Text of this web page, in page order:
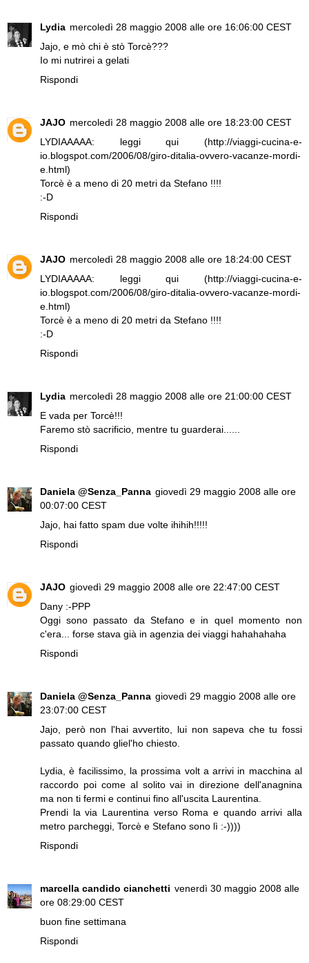
Lydia mercoledì 28 maggio 2008 alle ore 16:06:00 CEST
Jajo, e mò chi è stò Torcè???
Io mi nutrirei a gelati
Rispondi
JAJO mercoledì 28 maggio 2008 alle ore 18:23:00 CEST
LYDIAAAAA: leggi qui (http://viaggi-cucina-e-
io.blogspot.com/2006/08/giro-ditalia-ovvero-vacanze-mordi-
e.html)
Torcè è a meno di 20 metri da Stefano !!!!
:-D
Rispondi
JAJO mercoledì 28 maggio 2008 alle ore 18:24:00 CEST
LYDIAAAAA: leggi qui (http://viaggi-cucina-e-
io.blogspot.com/2006/08/giro-ditalia-ovvero-vacanze-mordi-
e.html)
Torcè è a meno di 20 metri da Stefano !!!!
:-D
Rispondi
Lydia mercoledì 28 maggio 2008 alle ore 21:00:00 CEST
E vada per Torcè!!!
Faremo stò sacrificio, mentre tu guarderai......
Rispondi
Daniela @Senza_Panna giovedì 29 maggio 2008 alle ore
00:07:00 CEST
Jajo, hai fatto spam due volte ihihih!!!!!
Rispondi
JAJO giovedì 29 maggio 2008 alle ore 22:47:00 CEST
Dany :-PPP
Oggi sono passato da Stefano e in quel momento non
c'era... forse stava già in agenzia dei viaggi hahahahaha
Rispondi
Daniela @Senza_Panna giovedì 29 maggio 2008 alle ore
23:07:00 CEST
Jajo, però non l'hai avvertito, lui non sapeva che tu fossi
passato quando gliel'ho chiesto.
Lydia, è facilissimo, la prossima volt a arrivi in macchina al
raccordo poi come al solito vai in direzione dell'anagnina
ma non ti fermi e continui fino all'uscita Laurentina.
Prendi la via Laurentina verso Roma e quando arrivi alla
metro parcheggi, Torcè e Stefano sono lì :-))))
Rispondi
marcella candido cianchetti venerdì 30 maggio 2008 alle
ore 08:29:00 CEST
buon fine settimana
Rispondi